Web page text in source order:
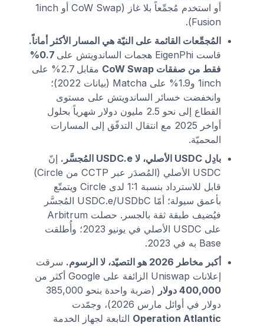
أو استخدم مُجمِّعاً بلا غاز (CoW Swap أو 1inch
Fusion).
المُجمِّعات القائمة على النيّة هي المسار الأكثر أماناً.
قاست EigenPhi هجمات الساندويتش على
0.7%
فقط من صفقات CoW Swap
مقابل 2.7% على
1inch و1.9% على Matcha (بيانات 2022)؛
وانخفضت خسائر الساندويتش على مستوى
القطاع إلى نحو 2.5 مليون دولار شهرياً بحلول
أواخر 2025 مع انتقال التدفّق إلى المسارات
المحميّة.
بادِل USDC الأصلي، لا USDC.e المُجسَّر.
إنّ
USDC الأصلي (المُصدَر عبر CCTP من Circle)
قابل للاسترداد بنسبة 1:1 لدى Circle ويتمتّع
بأعمق سيولة؛ أمّا USDC.e/USDbC المُجسَّر
فيُضيف طبقة ثقة بالجسر. حصلت Arbitrum
على USDC الأصلي في يونيو 2023؛ وأُطلقت
Base به في 2023.
أكبر مخاطر 2026 هو التصيّد، لا الرسوم.
سرقت
إعلانات Uniswap الزائفة على Google أكثر من
400,000 دولار
(ضربة واحدة بنحو 385,000
دولار في أوائل مارس 2026)، وجمّدت
Operation Atlantic التابعة لجهاز الخدمة